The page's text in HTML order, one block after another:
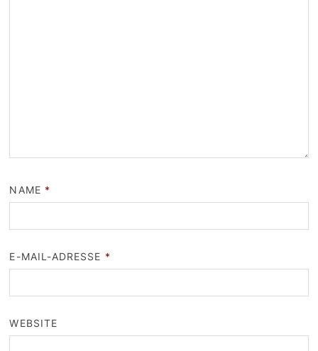
NAME *
E-MAIL-ADRESSE *
WEBSITE